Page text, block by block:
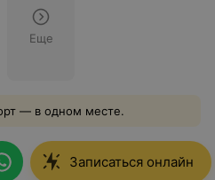
Еще
— в одном месте.
Записаться онлайн